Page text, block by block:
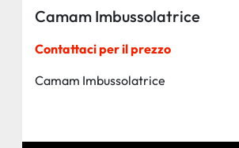
Camam Imbussolatrice
Contattaci per il prezzo
Camam Imbussolatrice